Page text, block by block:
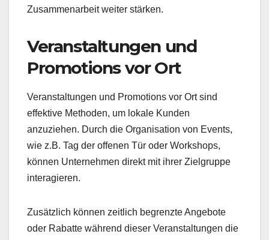
Zusammenarbeit weiter stärken.
Veranstaltungen und
Promotions vor Ort
Veranstaltungen und Promotions vor Ort sind
effektive Methoden, um lokale Kunden
anzuziehen. Durch die Organisation von Events,
wie z.B. Tag der offenen Tür oder Workshops,
können Unternehmen direkt mit ihrer Zielgruppe
interagieren.
Zusätzlich können zeitlich begrenzte Angebote
oder Rabatte während dieser Veranstaltungen die